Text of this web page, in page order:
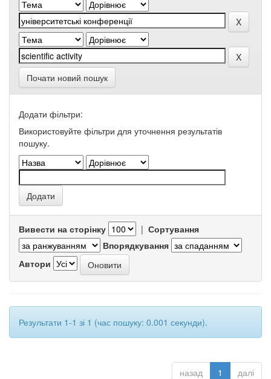
Почати новий пошук
Додати фільтри:
Використовуйте фільтри для уточнення результатів
пошуку.
Вивести на сторінку | Сортування
Впорядкування
Автори
Результати 1-1 зі 1 (час пошуку: 0.001 секунди).
назад 1 далі